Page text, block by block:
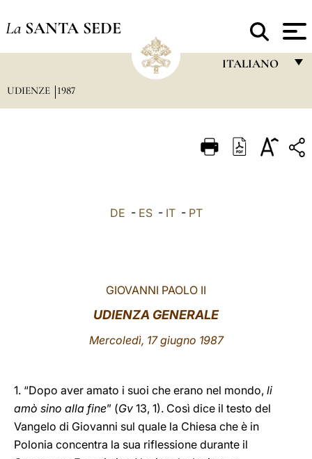
La SANTA SEDE
ITALIANO
ITALIANO
LATINE
UDIENZE 1987
DE - ES- IT- PT
GIOVANNI PAOLO II
UDIENZA GENERALE
Mercoledì, 17 giugno 1987
1. “Dopo aver amato i suoi che erano nel mondo, li
amò sino alla fine” (Gv 13, 1). Così dice il testo del
Vangelo di Giovanni sul quale la Chiesa che è in
Polonia concentra la sua riflessione durante il